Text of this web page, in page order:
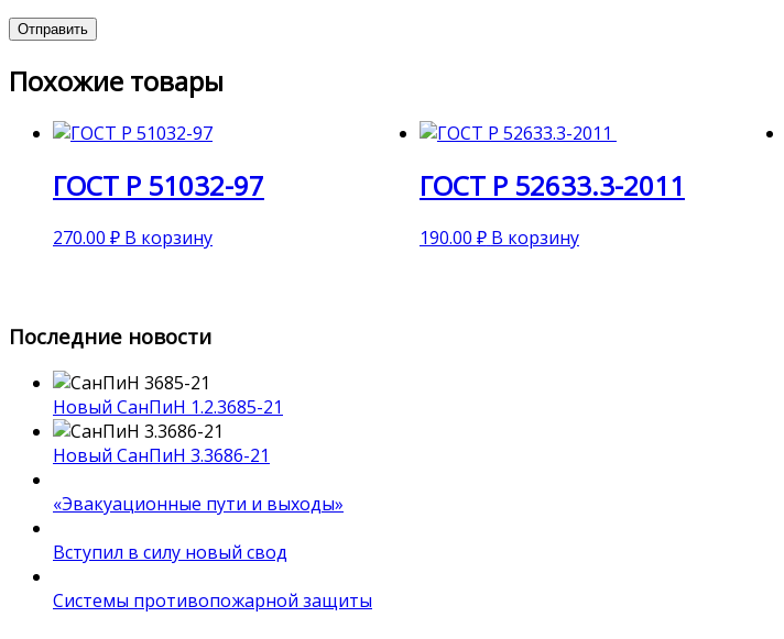
Похожие товары
ГОСТ Р 51032-97
270.00 ₽ В корзину
ГОСТ Р 52633.3-2011
190.00 ₽ В корзину
Последние новости
Новый СанПиН 1.2.3685-21
Новый СанПиН 3.3686-21
«Эвакуационные пути и выходы»
Вступил в силу новый свод
Системы противопожарной защиты